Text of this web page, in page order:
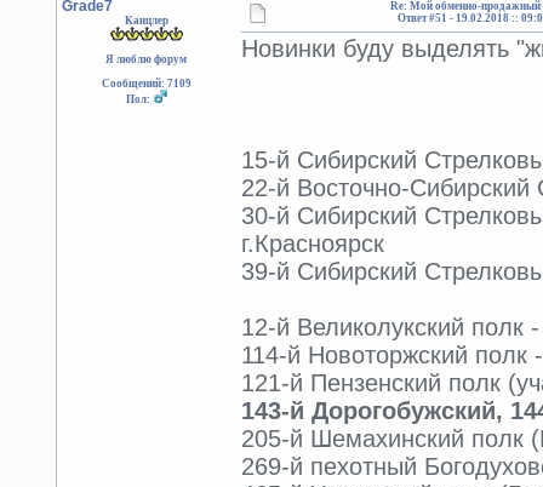
Grade7
Канцлер
Я люблю форум
Сообщений: 7109
Пол:
Re: Мой обменно-продажный
Ответ #51 - 19.02.2018 ::
Новинки буду выделять
15-й Сибирский
22-й Восточно-Сибирский
30-й Сибирский
г.Красноярск
39-й Сибирский
12-й Великолукский полк -
114-й Новоторжский полк
121-й Пензенский полк
143-й Дорогобужский,
205-й Шемахинский полк
269-й пехотный